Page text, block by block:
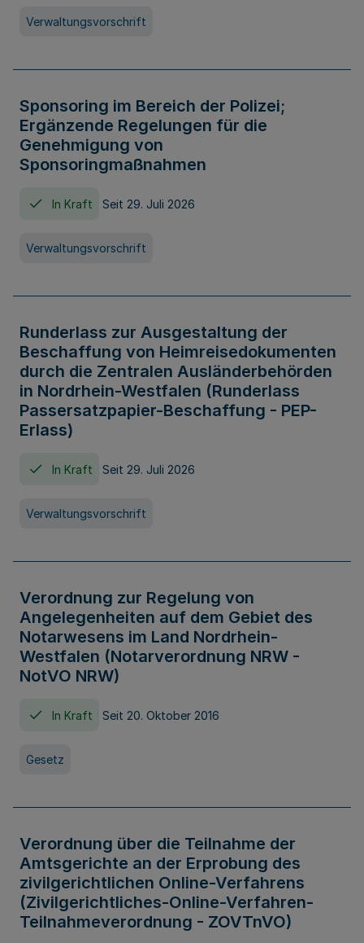
Verwaltungsvorschrift
Sponsoring im Bereich der Polizei;
Ergänzende Regelungen für die
Genehmigung von
Sponsoringmaßnahmen
In Kraft Seit 29. Juli 2026
Verwaltungsvorschrift
Runderlass zur Ausgestaltung der
Beschaffung von Heimreisedokumenten
durch die Zentralen Ausländerbehörden
in Nordrhein-Westfalen (Runderlass
Passersatzpapier-Beschaffung - PEP-
Erlass)
In Kraft Seit 29. Juli 2026
Verwaltungsvorschrift
Verordnung zur Regelung von
Angelegenheiten auf dem Gebiet des
Notarwesens im Land Nordrhein-
Westfalen (Notarverordnung NRW -
NotVO NRW)
In Kraft Seit 20. Oktober 2016
Gesetz
Verordnung über die Teilnahme der
Amtsgerichte an der Erprobung des
zivilgerichtlichen Online-Verfahrens
(Zivilgerichtliches-Online-Verfahren-
Teilnahmeverordnung - ZOVTnVO)